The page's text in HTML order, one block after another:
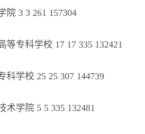
院 3 3 261 157304
等专科学校 17 17 335 132421
科学校 25 25 307 144739
术学院 5 5 335 132481